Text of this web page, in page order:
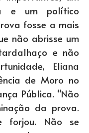
e um político
fosse a mais
não abrisse um
e não
Eliana
de Moro no
Pública. “Não
da prova.
forjou. Não se